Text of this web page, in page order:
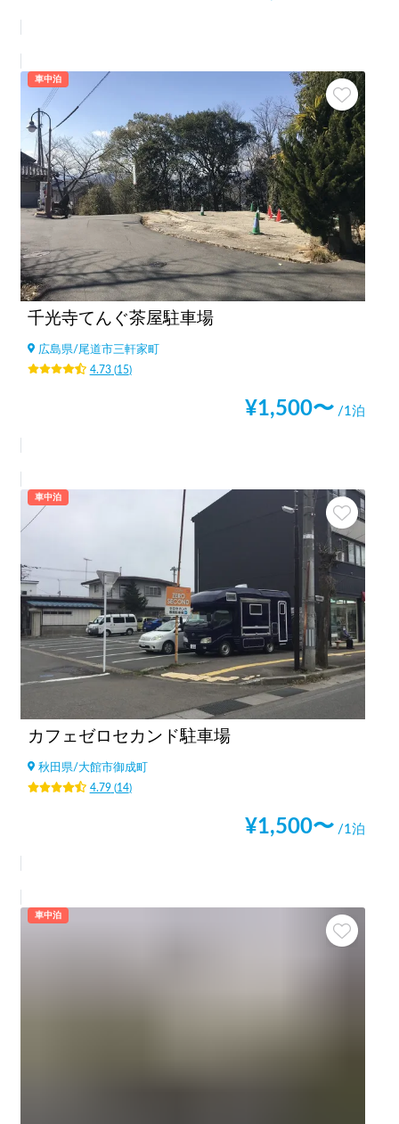
車中泊
千光寺てんぐ茶屋駐車場
広島県/尾道市三軒家町
4.73(15)
¥1,500〜 /1泊
車中泊
カフェゼロセカンド駐車場
秋田県/大館市御成町
4.79(14)
¥1,500〜 /1泊
車中泊